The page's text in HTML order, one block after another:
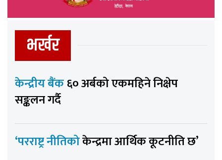
भर्खर
केन्द्रीय बैंक६० अर्बको एकमहिने निक्षेप
सङ्कलन गर्दै
‘परराष्ट्र नीतिकोकेन्द्रमा आर्थिक कूटनीति छ’